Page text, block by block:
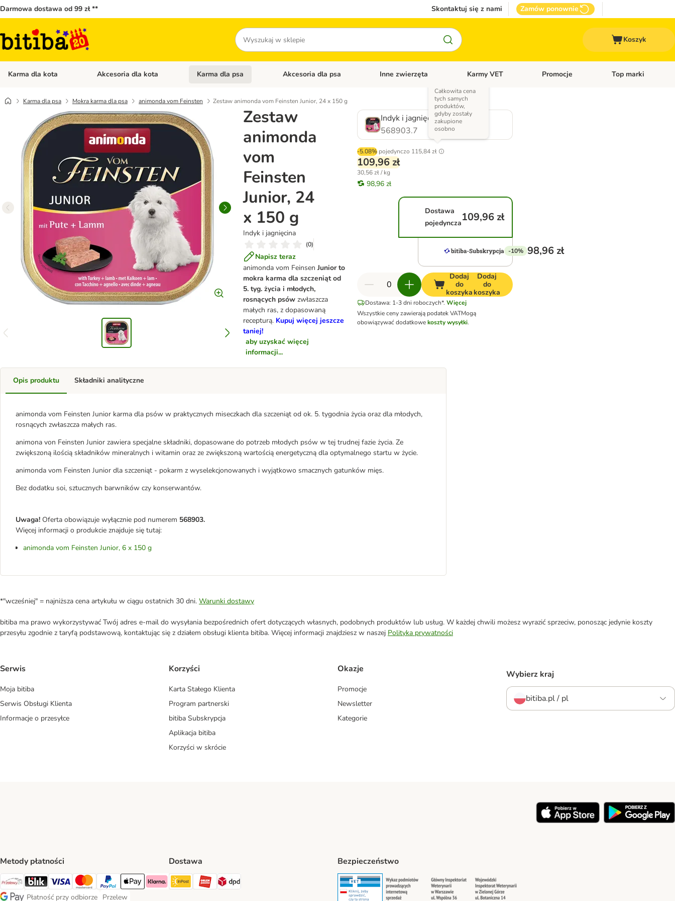
Darmowa dostawa od 99 zł ** Skontaktuj się z nami Zamów ponownie
Szukaj
Koszyk
Karma dla kota Otwórz menu kategorii: Karma dla kota
Akcesoria dla kota Otwórz menu kategorii: Akcesoria dla kota
Karma dla psa Otwórz menu kategorii: Karma dla psa
Akcesoria dla psa Otwórz menu kategorii: Akcesoria dla psa
Inne zwierzęta Otwórz menu kategorii: Inne zwierzęta
Karmy VET Otwórz menu kategorii: Karmy VET
Promocje Otwórz menu
Top marki
Karma dla psa Mokra karma dla psa animonda vom Feinsten Zestaw animonda vom Feinsten Junior, 24 x 150 g
Zestaw
animonda
vom
Feinsten
Junior, 24
x 150 g
Indyk i jagnięcina
(0)
Napisz teraz
animonda vom FeinsenJunior to
mokra karma dla szczeniąt od
5. tyg. życia i młodych,
rosnących psów zwłaszcza
małych ras, z dopasowaną
recepturą. Kupuj więcej jeszcze
taniej!
aby uzyskać więcej
informacji...
Indyk i jagnięcina
568903.7
-5.08% pojedynczo 115,84 zł
Całkowita cena
tych samych
produktów,
gdyby zostały
zakupione
osobno
109,96 zł
30,56 zł / kg
98,96 zł
Dostawa
pojedyncza109,96 zł
-10% 98,96 zł
Dodaj
do
koszyka
Dodaj
do
koszyka
Dostawa: 1-3 dni roboczych*. Więcej
Wszystkie ceny zawierają podatek VATMogą
obowiązywać dodatkowekoszty wysyłki.
Opis produktu
animonda vom Feinsten Junior karma dla psów w praktycznych miseczkach dla szczeniąt od ok. 5. tygodnia życia oraz dla młodych,
rosnących zwłaszcza małych ras.
animona von Feinsten Junior zawiera specjalne składniki, dopasowane do potrzeb młodych psów w tej trudnej fazie życia. Ze
zwiększoną ilością składników mineralnych i witamin oraz ze zwiększoną wartością energetyczną dla optymalnego startu w życie.
animonda vom Feinsten Junior dla szczeniąt - pokarm z wyselekcjonowanych i wyjątkowo smacznych gatunków mięs.
Bez dodatku soi, sztucznych barwników czy konserwantów.
Uwaga! Oferta obowiązuje wyłącznie pod numerem 568903.
Więcej informacji o produkcie znajduje się tutaj:
animonda vom Feinsten Junior, 6 x 150 g
Składniki analityczne
*"wcześniej" = najniższa cena artykułu w ciągu ostatnich 30 dni. Warunki dostawy
bitiba ma prawo wykorzystywać Twój adres e-mail do wysyłania bezpośrednich ofert dotyczących własnych, podobnych produktów lub usług. W każdej chwili możesz wyrazić sprzeciw, ponosząc jedynie koszty
przesyłu zgodnie z taryfą podstawową, kontaktując się z działem obsługi klienta bitiba. Więcej informacji znajdziesz w naszej Polityka prywatności
Serwis
Moja bitiba
Serwis Obsługi Klienta
Informacje o przesyłce
Korzyści
Karta Stałego Klienta
Program partnerski
bitiba Subskrypcja
Aplikacja bitiba
Korzyści w skrócie
Okazje
Promocje
Newsletter
Kategorie
Wybierz kraj
bitiba.pl / pl
Metody płatności
Przelewy24 Payment Method
Blik Payment Method
VISA Payment Method
MasterCard Payment Method
PayPal Payment Method
Apple Pay Payment Method
Klarna Payment Method
Płatność przy odbiorze Przelew
Dostawa
InPost Shipping Method
ORLEN Paczka. Shipping Method
Bezpieczeństwo
Security Security Security